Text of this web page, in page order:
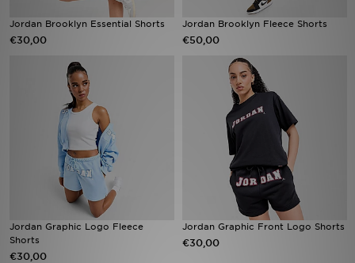
Jordan Brooklyn Essential Shorts
€30,00
Jordan Brooklyn Fleece Shorts
€50,00
Jordan Graphic Logo Fleece
Shorts
€30,00
Jordan Graphic Front Logo Shorts
€30,00
Vind een winkel
Bestelling traceren
Klantenservice
Download de app
Wie wij zijn